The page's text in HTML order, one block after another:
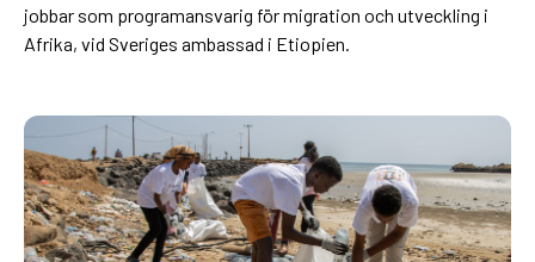
jobbar som programansvarig för migration och utveckling i
Afrika, vid Sveriges ambassad i Etiopien.